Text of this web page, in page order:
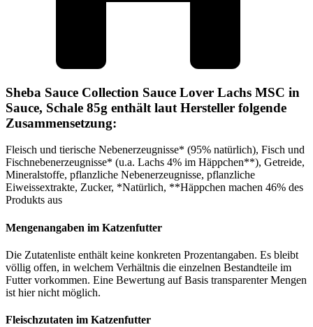
Sheba Sauce Collection Sauce Lover Lachs MSC in
Sauce, Schale 85g enthält laut Hersteller folgende
Zusammensetzung:
Fleisch und tierische Nebenerzeugnisse* (95% natürlich), Fisch und
Fischnebenerzeugnisse* (u.a. Lachs 4% im Häppchen**), Getreide,
Mineralstoffe, pflanzliche Nebenerzeugnisse, pflanzliche
Eiweissextrakte, Zucker, *Natürlich, **Häppchen machen 46% des
Produkts aus
Mengenangaben im Katzenfutter
Die Zutatenliste enthält keine konkreten Prozentangaben. Es bleibt
völlig offen, in welchem Verhältnis die einzelnen Bestandteile im
Futter vorkommen. Eine Bewertung auf Basis transparenter Mengen
ist hier nicht möglich.
Fleischzutaten im Katzenfutter